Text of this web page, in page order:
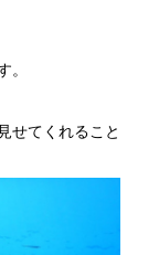
。
せてくれること